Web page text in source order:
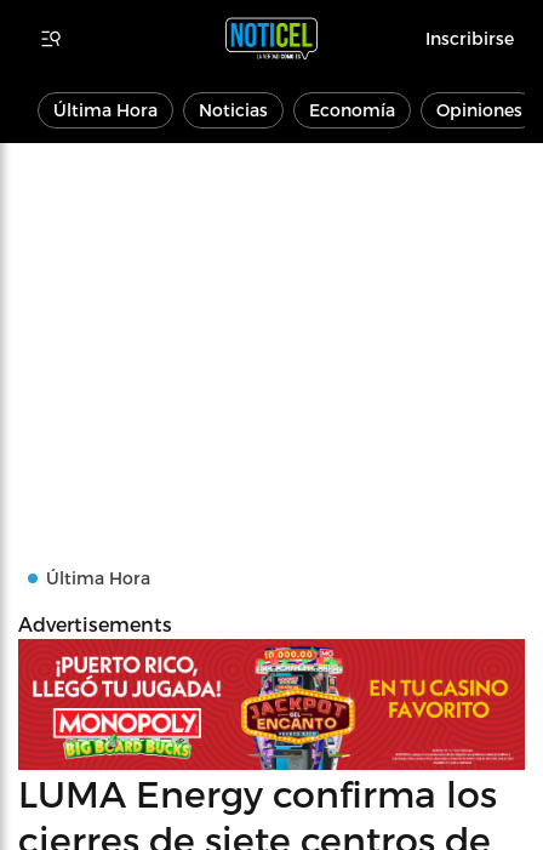
Inscribirse
Última Hora Noticias Economía Opiniones
Última Hora
Advertisements
LUMA Energy confirma los
cierres de siete centros de